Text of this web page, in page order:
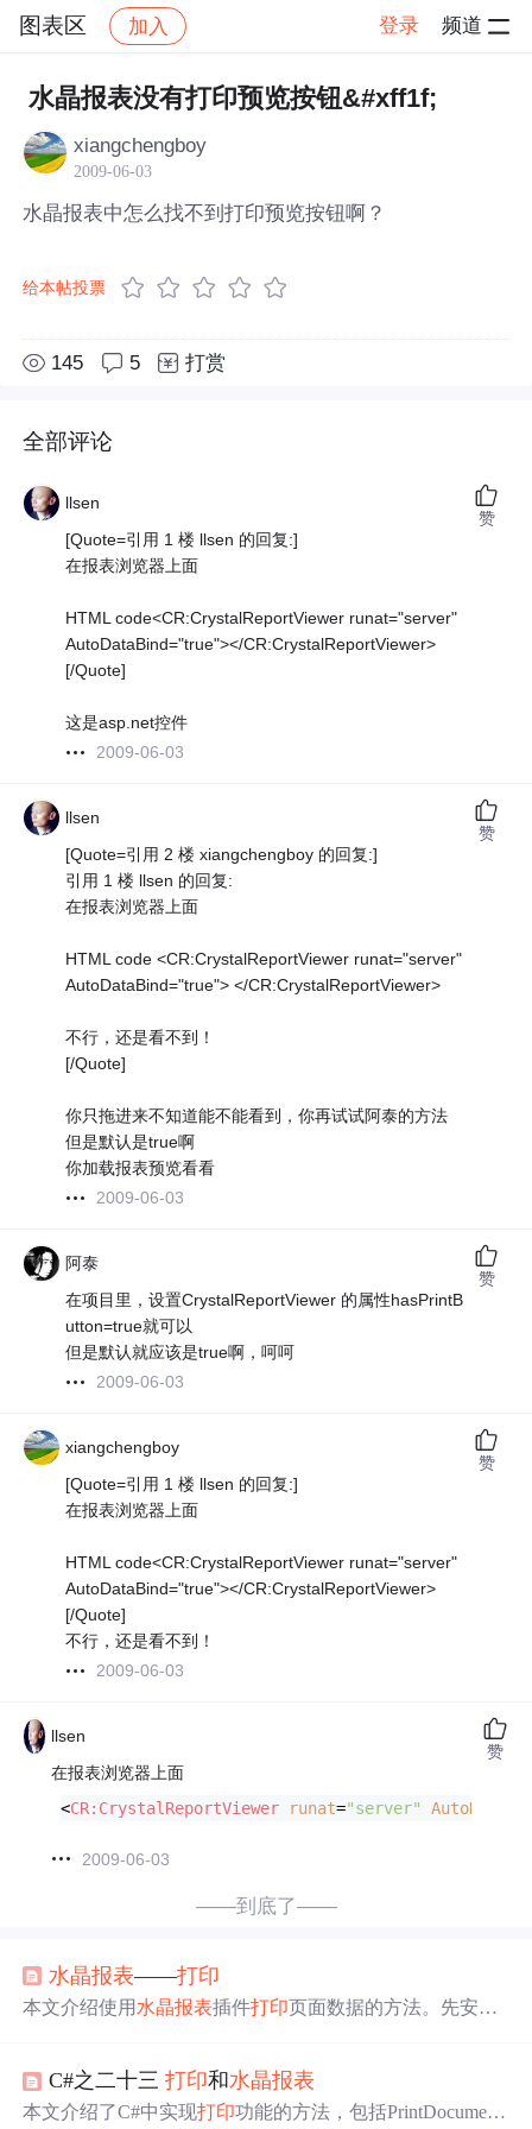
图表区 加入 登录 频道
社区 图表区 帖子详情
水晶报表没有打印预览按钮&#xff1f;
xiangchengboy
2009-06-03
水晶报表中怎么找不到打印预览按钮啊？
给本帖投票
145 5 打赏
全部评论
llsen
[Quote=引用 1 楼 llsen 的回复:]
在报表浏览器上面
HTML code<CR:CrystalReportViewer runat="server"
AutoDataBind="true"></CR:CrystalReportViewer>
[/Quote]
这是asp.net控件
2009-06-03
赞
llsen
[Quote=引用 2 楼 xiangchengboy 的回复:]
引用 1 楼 llsen 的回复:
在报表浏览器上面
HTML code <CR:CrystalReportViewer runat="server"
AutoDataBind="true"> </CR:CrystalReportViewer>
不行，还是看不到！
[/Quote]
你只拖进来不知道能不能看到，你再试试阿泰的方法
但是默认是true啊
你加载报表预览看看
2009-06-03
赞
阿泰
在项目里，设置CrystalReportViewer 的属性hasPrintB
utton=true就可以
但是默认就应该是true啊，呵呵
2009-06-03
赞
xiangchengboy
[Quote=引用 1 楼 llsen 的回复:]
在报表浏览器上面
HTML code<CR:CrystalReportViewer runat="server"
AutoDataBind="true"></CR:CrystalReportViewer>
[/Quote]
不行，还是看不到！
2009-06-03
赞
llsen
在报表浏览器上面
<CR:CrystalReportViewer runat="server"
2009-06-03
赞
——到底了——
水晶报表——打印
本文介绍使用 水晶报表插件打印页面数据的方法。先安装
在页面调用该方法。还说明了添加数据集及表的方式，设
计好模板后添加数据，以流文件形式返回。
C#之二十三打印和水晶报表
本文介绍了C#中实现打印功能的方法，包括PrintDocumen